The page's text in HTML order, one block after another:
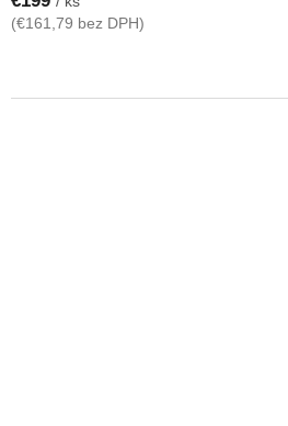
(€161,79 bez DPH)